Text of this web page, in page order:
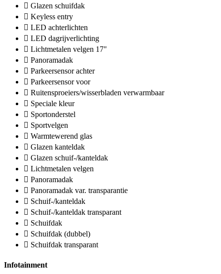
Glazen schuifdak
Keyless entry
LED achterlichten
LED dagrijverlichting
Lichtmetalen velgen 17"
Panoramadak
Parkeersensor achter
Parkeersensor voor
Ruitensproeiers/wisserbladen verwarmbaar
Speciale kleur
Sportonderstel
Sportvelgen
Warmtewerend glas
Glazen kanteldak
Glazen schuif-/kanteldak
Lichtmetalen velgen
Panoramadak
Panoramadak var. transparantie
Schuif-/kanteldak
Schuif-/kanteldak transparant
Schuifdak
Schuifdak (dubbel)
Schuifdak transparant
Infotainment